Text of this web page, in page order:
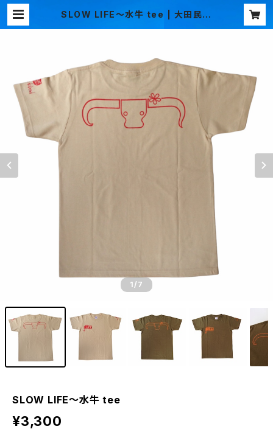
SLOW LIFE～水牛 tee | 大田民芸
1/7
SLOW LIFE～水牛 tee
¥3,300